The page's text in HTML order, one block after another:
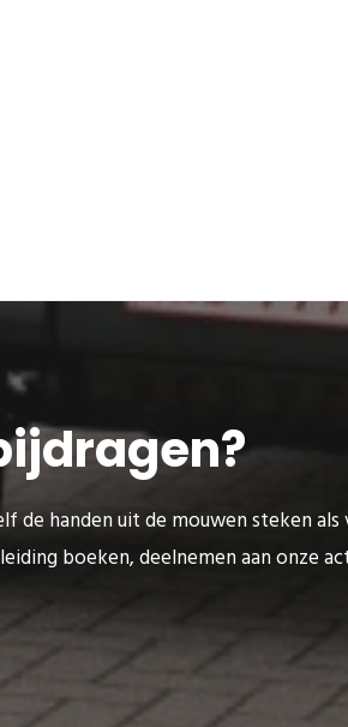
de handen uit de mouwen steken
boeken, deelnemen aan onze